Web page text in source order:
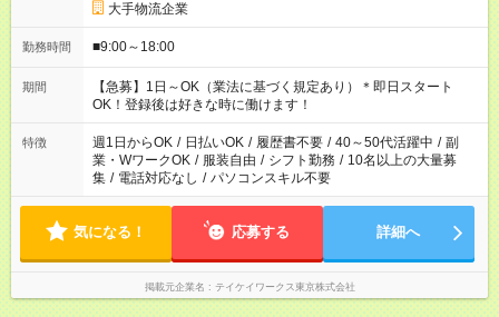
大手物流企業
勤務時間 ■9:00～18:00
期間
【急募】1日～OK（業法に基づく規定あり）＊即日スタート
OK！登録後は好きな時に働けます！
特徴 週1日からOK / 日払いOK / 履歴書不要 / 40～50代活躍中 / 副
業・WワークOK / 服装自由 / シフト勤務 / 10名以上の大量募
集 / 電話対応なし / パソコンスキル不要
気になる！ 応募する 詳細へ
掲載元企業名 テイケイワークス東京株式会社